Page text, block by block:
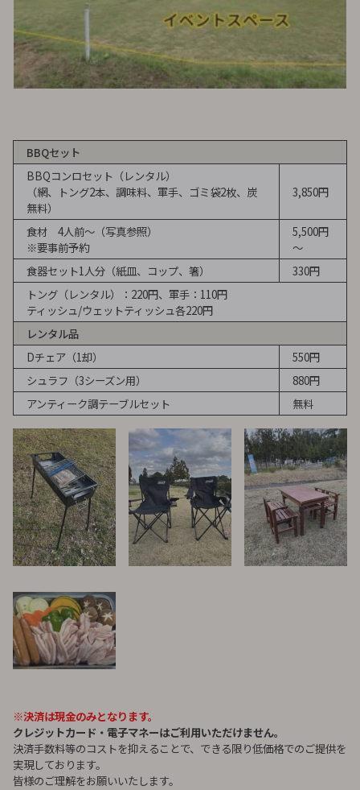
BBQセット
BBQコンロセット（レンタル）
（網、トング2本、調味料、軍手、ゴミ袋2枚、炭
無料）
3,850円
食材 4人前～（写真参照）
※要事前予約
5,500円
～
食器セット1人分（紙皿、コップ、箸）
330円
トング（レンタル）：220円、軍手：110円
ティッシュ/ウェットティッシュ各220円
レンタル品
Dチェア（1却）
550円
シュラフ（3シーズン用）
880円
アンティーク調テーブルセット
無料
※決済は現金のみとなります。
クレジットカード・電子マネーはご利用いただけません。
決済手数料等のコストを抑えることで、できる限り低価格でのご提供を
実現しております。
皆様のご理解をお願いいたします。